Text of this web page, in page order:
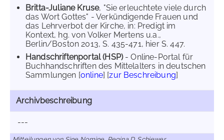
Britta-Juliane Kruse, "Sie erleuchtete viele durch
das Wort Gottes" - Verkündigende Frauen und
das Lehrverbot der Kirche, in: Predigt im
Kontext, hg. von Volker Mertens u.a.,
Berlin/Boston 2013, S. 435-471, hier S. 447.
Handschriftenportal (HSP)- Online-Portal für
Buchhandschriften des Mittelalters in deutschen
Sammlungen [online] [zur Beschreibung]
Archivbeschreibung
---